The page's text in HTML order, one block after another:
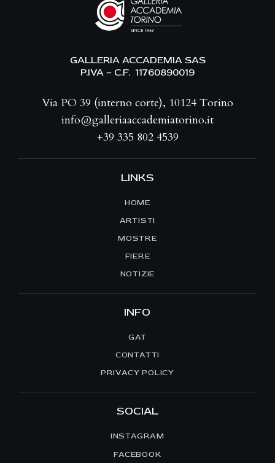
GALLERIA ACCADEMIA SAS
P.IVA – C.F. 11760890019
Via PO 39 (interno corte), 10124 Torino
info@galleriaaccademiatorino.it
+39 335 802 4539
LINKS
HOME
ARTISTI
MOSTRE
FIERE
NOTIZIE
INFO
GAT
CONTATTI
PRIVACY POLICY
SOCIAL
INSTAGRAM
FACEBOOK